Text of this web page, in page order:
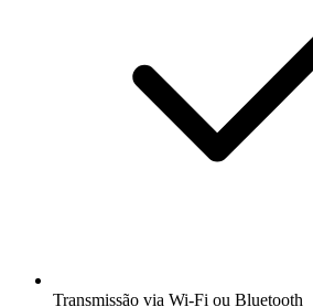
Transmissão via Wi-Fi ou Bluetooth